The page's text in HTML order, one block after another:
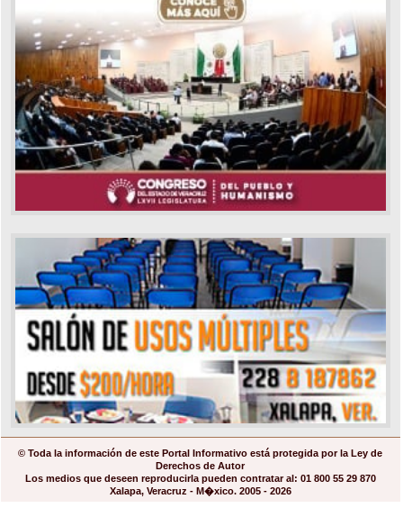
© Toda la información de este Portal Informativo está protegida por la Ley de
Derechos de Autor
Los medios que deseen reproducirla pueden contratar al: 01 800 55 29 870
Xalapa, Veracruz - M�xico. 2005 - 2026